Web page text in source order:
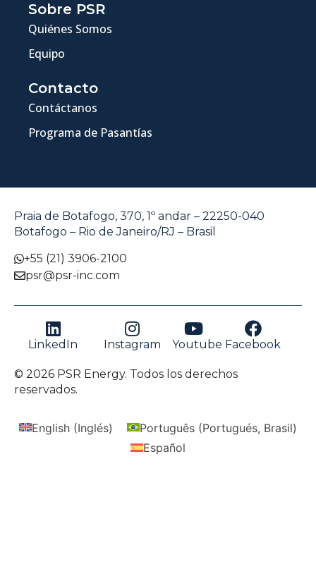
Sobre PSR
Quiénes Somos
Equipo
Contacto
Contáctanos
Programa de Pasantías
Praia de Botafogo, 370, 1º andar – 22250-040
Botafogo – Rio de Janeiro/RJ – Brasil
+55 (21) 3906-2100
psr@psr-inc.com
LinkedIn Instagram Youtube Facebook
© 2026 PSR Energy. Todos los derechos
reservados.
English (Inglés) Português (Portugués, Brasil)
Español